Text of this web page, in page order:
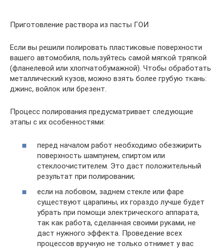
Приготовление раствора из пасты ГОИ
Если вы решили полировать пластиковые поверхности
вашего автомобиля, пользуйтесь самой мягкой тряпкой
(фланелевой или хлопчатобумажной). Чтобы обработать
металлический кузов, можно взять более грубую ткань:
джинс, войлок или брезент.
Процесс полирования предусматривает следующие
этапы с их особенностями:
перед началом работ необходимо обезжирить
поверхность шампунем, спиртом или
стеклоочистителем. Это даст положительный
результат при полировании;
если на лобовом, заднем стекле или фаре
существуют царапины, их гораздо лучше будет
убрать при помощи электрического аппарата,
так как работа, сделанная своими руками, не
даст нужного эффекта. Проведение всех
процессов вручную не только отнимет у вас